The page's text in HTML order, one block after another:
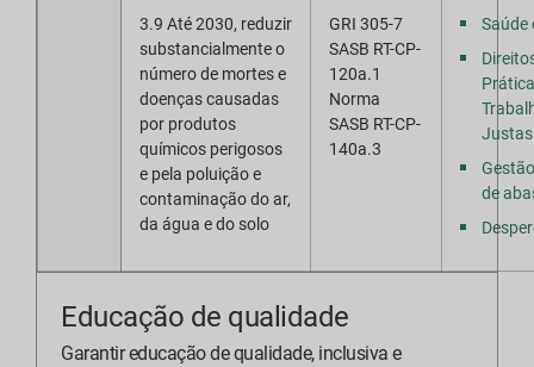
3.9 Até 2030, reduzir
substancialmente o
número de mortes e
doenças causadas
por produtos
químicos perigosos
e pela poluição e
contaminação do ar,
da água e do solo
GRI 305-7
SASB RT-CP-
120a.1
Norma
SASB RT-CP-
140a.3
Saúde
Justas
de
Educação de qualidade
Garantir educação de qualidade, inclusiva e